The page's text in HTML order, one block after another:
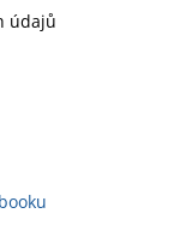
údajů